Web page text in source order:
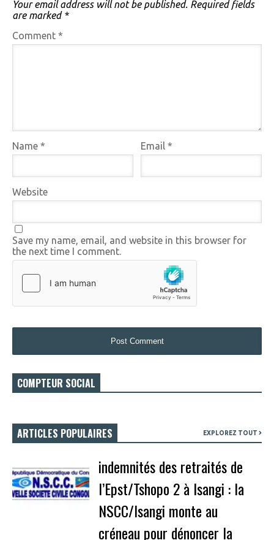
Your email address will not be published. Required fields
are marked *
Comment *
Name * Email*
Website
Save my name, email, and website in this browser for
the next time I comment.
COMPTEUR SOCIAL
ARTICLES POPULAIRES EXPLOREZ TOUT
indemnités des retraités de
l’Epst/Tshopo 2 à Isangi : la
NSCC/Isangi monte au
créneau pour dénoncer la